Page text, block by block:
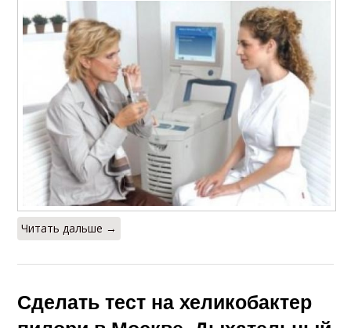
Читать дальше →
Сделать тест на хеликобактер